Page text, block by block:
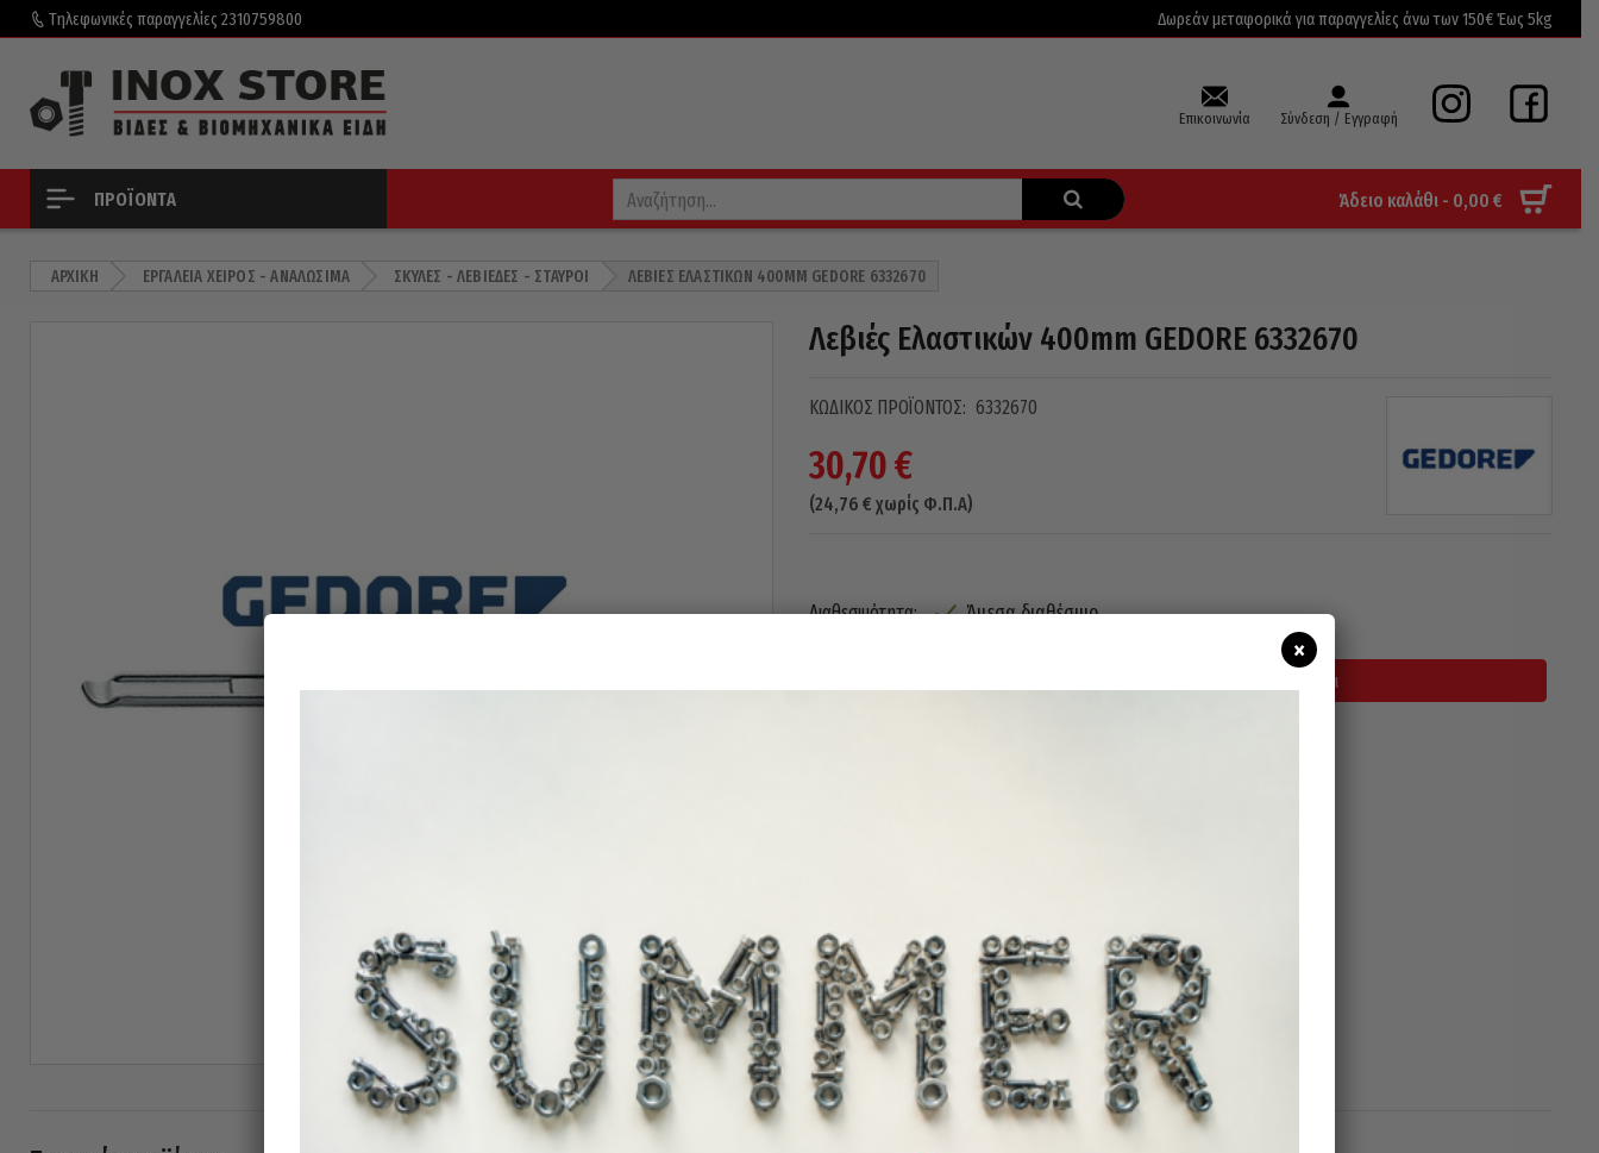
Τηλεφωνικές παραγγελίες 2310759800 Δωρεάν μεταφορικά για παραγγελίες άνω των 150€ Έως 5kg
Επικοινωνία Σύνδεση / Εγγραφή
ΠΡΟΪΌΝΤΑ Άδειο καλάθι - 0,00 €
ΑΡΧΙΚΉ ΕΡΓΑΛΕΊΑ ΧΕΙΡΌΣ - ΑΝΑΛΏΣΙΜΑ ΣΚΎΛΕΣ - ΛΕΒΙΈΔΕΣ - ΣΤΑΥΡΟΊ ΛΕΒΙΈΣ ΕΛΑΣΤΙΚΏΝ 400MM GEDORE 6332670
Λεβιές Ελαστικών 400mm GEDORE 6332670
ΚΩΔΙΚΌΣ ΠΡΟΪΌΝΤΟΣ: 6332670
30,70€
(24,76 € χωρίς Φ.Π.Α)
Διαθεσιμότητα: Άμεσα διαθέσιμο
Προσθήκη Στο Καλάθι
×